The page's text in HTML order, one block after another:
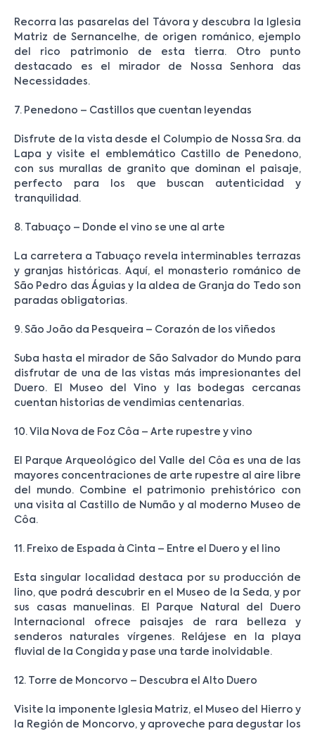
Recorra las pasarelas del Távora y descubra la Iglesia
Matriz de Sernancelhe, de origen románico, ejemplo
del rico patrimonio de esta tierra. Otro punto
destacado es el mirador de Nossa Senhora das
Necessidades.
7. Penedono – Castillos que cuentan leyendas
Disfrute de la vista desde el Columpio de Nossa Sra. da
Lapa y visite el emblemático Castillo de Penedono,
con sus murallas de granito que dominan el paisaje,
perfecto para los que buscan autenticidad y
tranquilidad.
8. Tabuaço – Donde el vino se une al arte
La carretera a Tabuaço revela interminables terrazas
y granjas históricas. Aquí, el monasterio románico de
São Pedro das Águias y la aldea de Granja do Tedo son
paradas obligatorias.
9. São João da Pesqueira – Corazón de los viñedos
Suba hasta el mirador de São Salvador do Mundo para
disfrutar de una de las vistas más impresionantes del
Duero. El Museo del Vino y las bodegas cercanas
cuentan historias de vendimias centenarias.
10. Vila Nova de Foz Côa – Arte rupestre y vino
El Parque Arqueológico del Valle del Côa es una de las
mayores concentraciones de arte rupestre al aire libre
del mundo. Combine el patrimonio prehistórico con
una visita al Castillo de Numão y al moderno Museo de
Côa.
11. Freixo de Espada à Cinta – Entre el Duero y el lino
Esta singular localidad destaca por su producción de
lino, que podrá descubrir en el Museo de la Seda, y por
sus casas manuelinas. El Parque Natural del Duero
Internacional ofrece paisajes de rara belleza y
senderos naturales vírgenes. Relájese en la playa
fluvial de la Congida y pase una tarde inolvidable.
12. Torre de Moncorvo – Descubra el Alto Duero
Visite la imponente Iglesia Matriz, el Museo del Hierro y
la Región de Moncorvo, y aproveche para degustar los